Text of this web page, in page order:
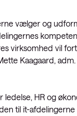
vælger og
virksomhed vil
Kaagaard,
HR og
til it-